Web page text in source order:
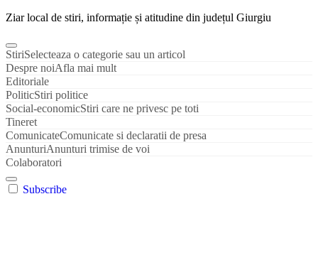
Ziar local de stiri, informație și atitudine din județul Giurgiu
StiriSelecteaza o categorie sau un articol
Despre noiAfla mai mult
Editoriale
PoliticStiri politice
Social-economicStiri care ne privesc pe toti
Tineret
ComunicateComunicate si declaratii de presa
AnunturiAnunturi trimise de voi
Colaboratori
Subscribe